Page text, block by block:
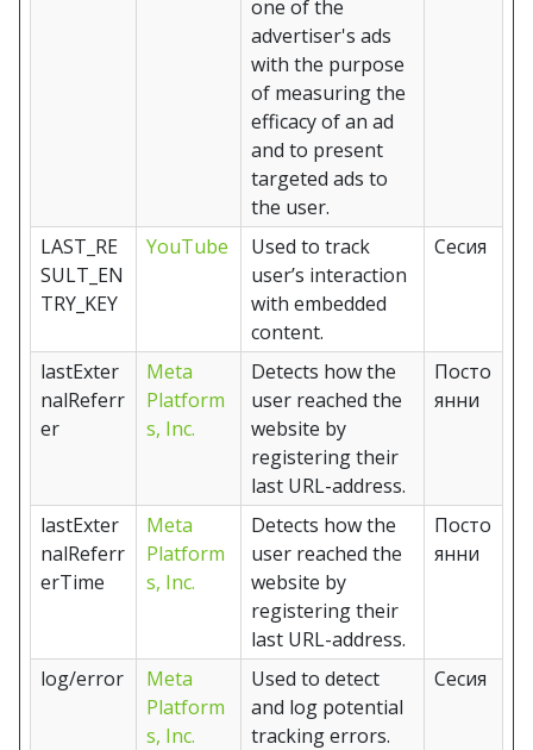
one of the
advertiser's ads
with the purpose
of measuring the
efficacy of an ad
and to present
targeted ads to
the user.
LAST_RE
SULT_EN
TRY_KEY
YouTube
Used to track
user’s interaction
with embedded
content.
Сесия
lastExter
nalReferr
er
Meta
Platform
s, Inc.
Detects how the
user reached the
website by
registering their
last URL-address.
Посто
янни
lastExter
nalReferr
erTime
Meta
Platform
s, Inc.
Detects how the
user reached the
website by
registering their
last URL-address.
Посто
янни
log/error
Meta
Platform
s, Inc.
Used to detect
and log potential
tracking errors.
Сесия